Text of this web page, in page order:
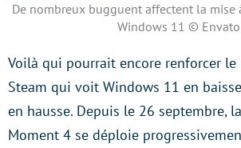
De nombreux bugguent affectent la mise
Windows 11 © Envato
Voilà qui pourrait encore renforcer
Steam qui voit Windows 11 en
en hausse. Depuis le 26 septembre,
Moment 4 se déploie